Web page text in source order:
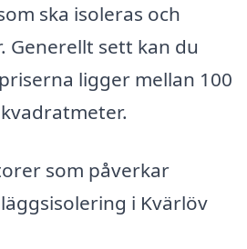
ska isoleras och
Generellt sett kan du
ligger mellan 100
som påverkar
i Kvärlöv